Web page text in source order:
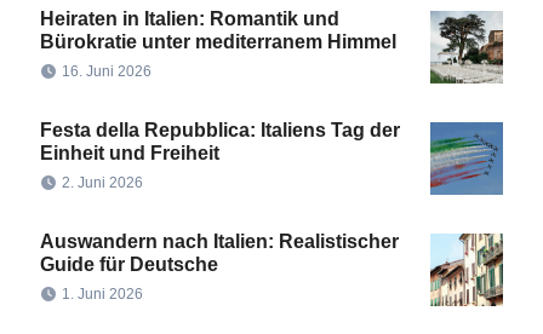
Heiraten in Italien: Romantik und
Bürokratie unter mediterranem Himmel
16. Juni 2026
Festa della Repubblica: Italiens Tag der
Einheit und Freiheit
2. Juni 2026
Auswandern nach Italien: Realistischer
Guide für Deutsche
1. Juni 2026